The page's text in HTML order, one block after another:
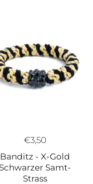
€3,50
Banditz - X-Gold
Schwarzer Samt-
Strass